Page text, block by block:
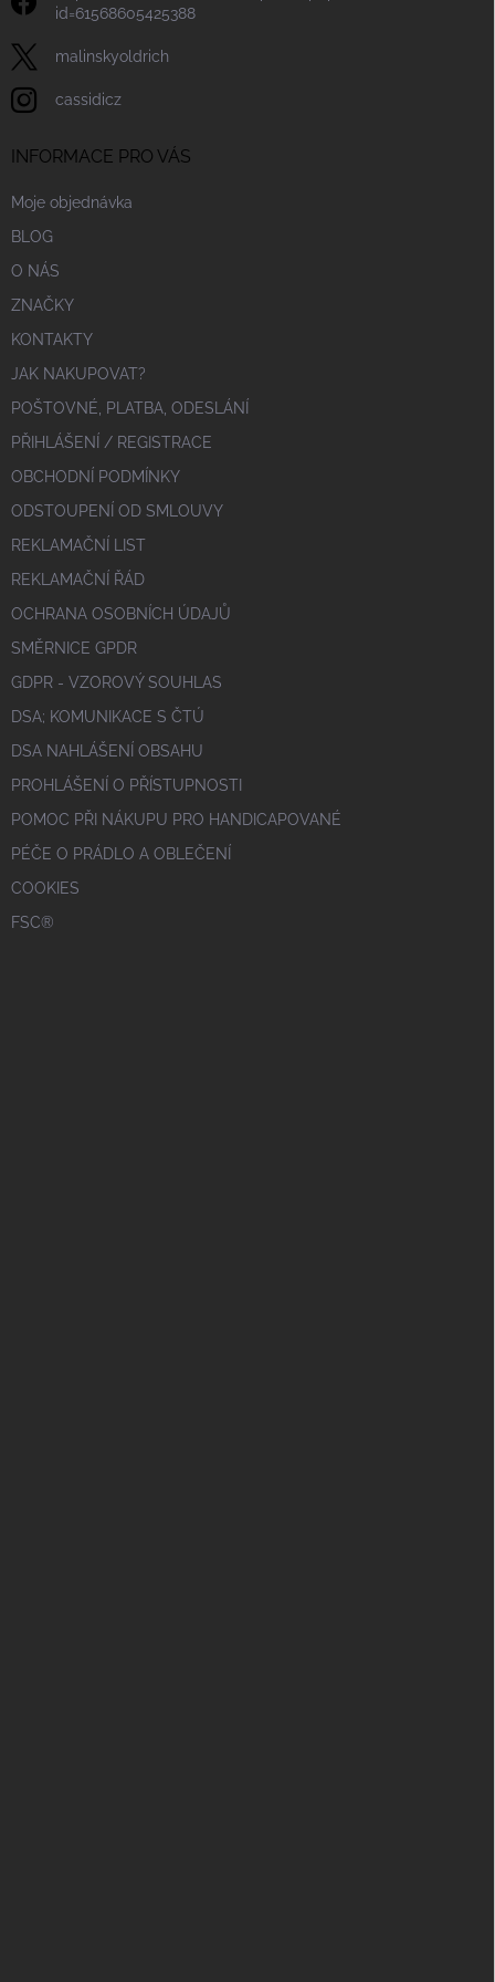
id=61568605425388
malinskyoldrich
cassidicz
INFORMACE PRO VÁS
Moje objednávka
BLOG
O NÁS
ZNAČKY
KONTAKTY
JAK NAKUPOVAT?
POŠTOVNÉ, PLATBA, ODESLÁNÍ
PŘIHLÁŠENÍ / REGISTRACE
OBCHODNÍ PODMÍNKY
ODSTOUPENÍ OD SMLOUVY
REKLAMAČNÍ LIST
REKLAMAČNÍ ŘÁD
OCHRANA OSOBNÍCH ÚDAJŮ
SMĚRNICE GPDR
GDPR - VZOROVÝ SOUHLAS
DSA; KOMUNIKACE S ČTÚ
DSA NAHLÁŠENÍ OBSAHU
PROHLÁŠENÍ O PŘÍSTUPNOSTI
POMOC PŘI NÁKUPU PRO HANDICAPOVANÉ
PÉČE O PRÁDLO A OBLEČENÍ
COOKIES
FSC®